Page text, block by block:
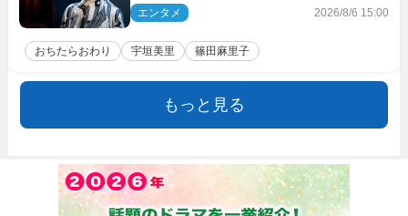
ト驚き「まさか」「意外な展開」
エンタメ 2026/8/6 15:00
おちたらおわり 宇垣美里 篠田麻里子
もっと見る